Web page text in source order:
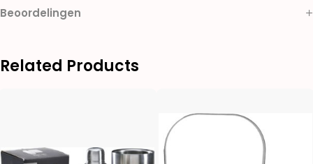
Beoordelingen
Related Products